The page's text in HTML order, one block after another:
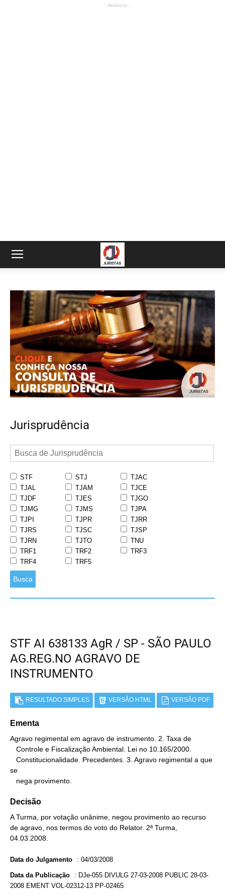
- Anúncio -
Jurisprudência
STF STJ
TJAC
TJAL
TJAM
TJCE
TJDF
TJES
TJGO
TJMG
TJMS
TJPA
TJPI
TJPR
TJRR
TJRS
TJSC
TJSP
TJRN
TJTO
TNU
TRF1
TRF2
TRF3
TRF4
TRF5
Busca
STF AI 638133 AgR / SP - SÃO PAULO
AG.REG.NO AGRAVO DE
INSTRUMENTO
RESULTADO SIMPLES VERSÃO HTML VERSÃO PDF
Ementa
Agravo regimental em agravo de instrumento. 2. Taxa de
se
   nega provimento.
Decisão
A Turma, por votação unânime, negou provimento ao recurso
de agravo, nos termos do voto do Relator. 2ª Turma,
04.03.2008.
Data do Julgamento : 04/03/2008
Data da Publicação : DJe-055 DIVULG 27-03-2008 PUBLIC 28-03-
2008 EMENT VOL-02312-13 PP-02465